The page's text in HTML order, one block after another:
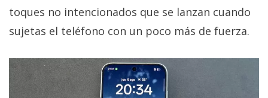
toques no intencionados que se lanzan cuando
sujetas el teléfono con un poco más de fuerza.